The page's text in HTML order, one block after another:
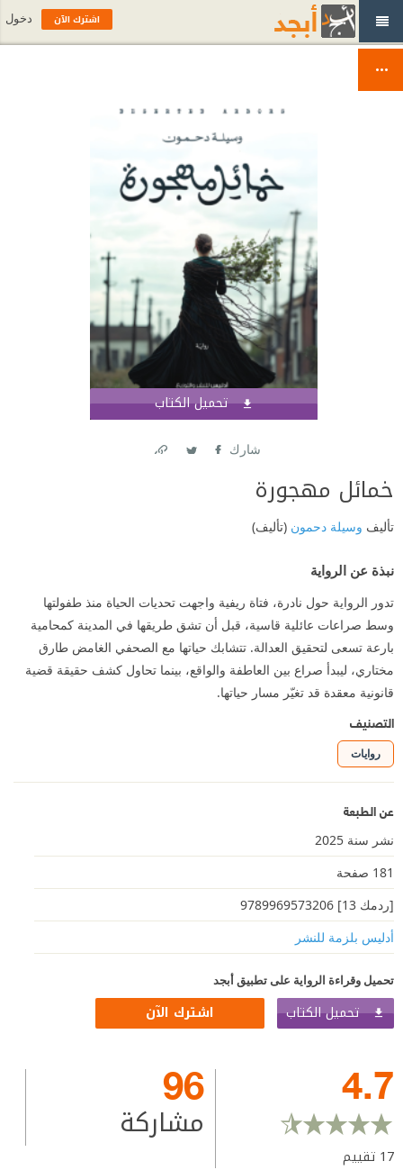
تحميل الكتاب
شارك
خمائل مهجورة
تأليف وسيلة دحمون (تأليف)
نبذة عن الرواية
تدور الرواية حول نادرة، فتاة ريفية واجهت تحديات الحياة منذ طفولتها
وسط صراعات عائلية قاسية، قبل أن تشق طريقها في المدينة كمحامية
بارعة تسعى لتحقيق العدالة. تتشابك حياتها مع الصحفي الغامض طارق
مختاري، ليبدأ صراع بين العاطفة والواقع، بينما تحاول كشف حقيقة قضية
قانونية معقدة قد تغيّر مسار حياتها.
التصنيف
روايات
عن الطبعة
نشر سنة 2025
181 صفحة
[ردمك 13] 9789969573206
أدليس بلزمة ﻟﻠﻨﺸﺮ
تحميل وقراءة الرواية على تطبيق أبجد
تحميل الكتاب اشترك الآن
4.7
17 تقييم
96
مشاركة
اشترك الآن دخول